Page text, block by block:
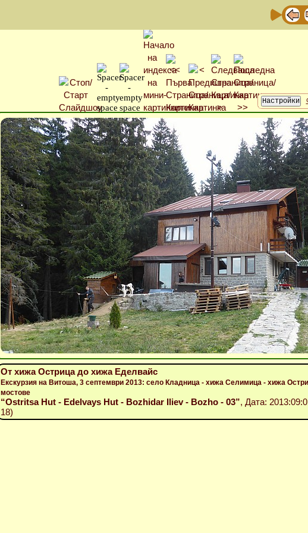
От хижа Острица до хижа Еделвайс
Екскурзия на Витоша, 3 септември 2013: село Кладница - хижа Селимица - хижа
мостове
“Ostritsa Hut - Edelvays Hut - Bozhidar Iliev - Bozho - 03”, Дата:
18)